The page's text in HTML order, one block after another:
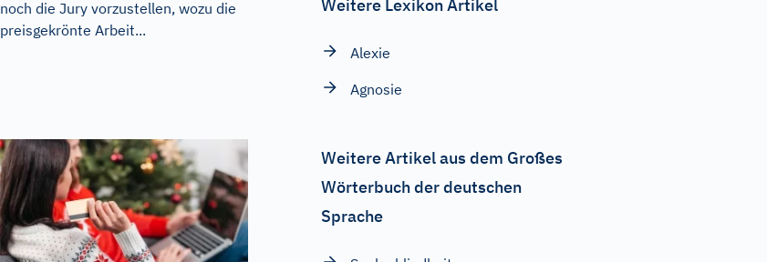
noch die Jury vorzustellen, wozu die
preisgekrönte Arbeit...
Weitere Lexikon Artikel
Alexie
Agnosie
Weitere Artikel aus dem Großes
Wörterbuch der deutschen
Sprache